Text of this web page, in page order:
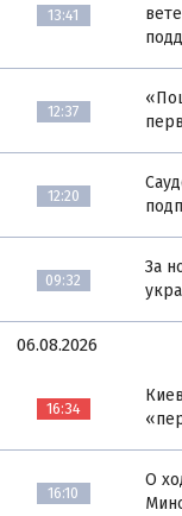
13:41
12:37
12:20
09:32
За
06.08.2026
16:34
16:10
О